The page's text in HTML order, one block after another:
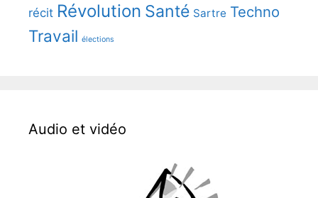
récit Révolution Santé Sartre Techno
Travail élections
Audio et vidéo